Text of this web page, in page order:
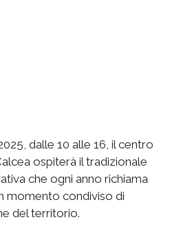
dalle 10 alle 16, il centro
ospiterà il tradizionale
che ogni anno richiama
momento condiviso di
del territorio.